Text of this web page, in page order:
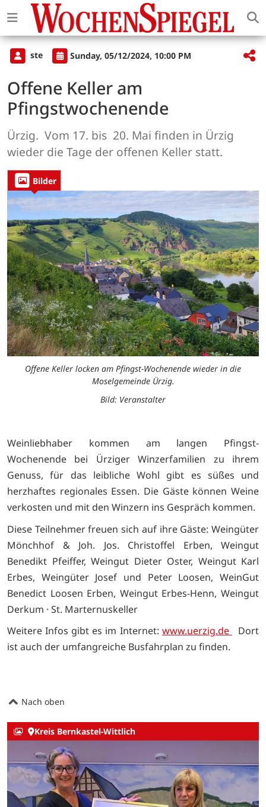
ste Sunday, 05/12/2024, 10:00 PM
Offene Keller am
Pfingstwochenende
Ürzig. Vom 17. bis 20. Mai finden in Ürzig
wieder die Tage der offenen Keller statt.
Bilder
Offene Keller locken am Pfingst-Wochenende wieder in die
Moselgemeinde Ürzig.
Bild: Veranstalter
Weinliebhaber kommen am langen Pfingst-
Wochenende bei Ürziger Winzerfamilien zu ihrem
Genuss, für das leibliche Wohl gibt es süßes und
herzhaftes regionales Essen. Die Gäste können Weine
verkosten und mit den Winzern ins Gespräch kommen.
Diese Teilnehmer freuen sich auf ihre Gäste: Weingüter
Mönchhof & Joh. Jos. Christoffel Erben, Weingut
Benedikt Pfeiffer, Weingut Dieter Oster, Weingut Karl
Erbes, Weingüter Josef und Peter Loosen, WeinGut
Benedict Loosen Erben, Weingut Erbes-Henn, Weingut
Derkum · St. Marternuskeller
Weitere Infos gibt es im Internet: www.uerzig.de
Dort
ist auch der umfangreiche Busfahrplan zu finden.
Nach oben
Kreis Bernkastel-Wittlich